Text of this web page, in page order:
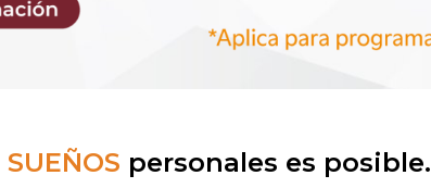
SUEÑOS personales es posible.